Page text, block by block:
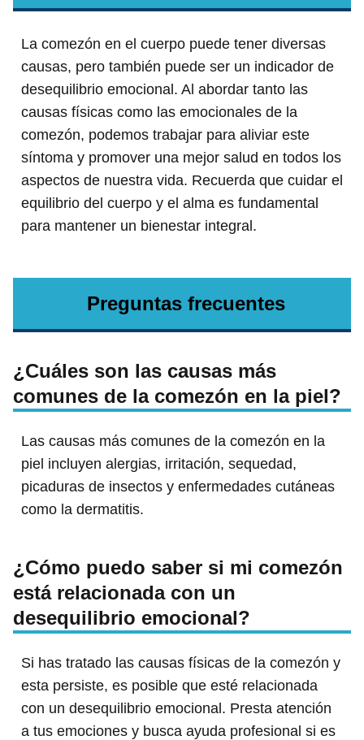
La comezón en el cuerpo puede tener diversas
causas, pero también puede ser un indicador de
desequilibrio emocional. Al abordar tanto las
causas físicas como las emocionales de la
comezón, podemos trabajar para aliviar este
síntoma y promover una mejor salud en todos los
aspectos de nuestra vida. Recuerda que cuidar el
equilibrio del cuerpo y el alma es fundamental
para mantener un bienestar integral.
Preguntas frecuentes
¿Cuáles son las causas más
comunes de la comezón en la piel?
Las causas más comunes de la comezón en la
piel incluyen alergias, irritación, sequedad,
picaduras de insectos y enfermedades cutáneas
como la dermatitis.
¿Cómo puedo saber si mi comezón
está relacionada con un
desequilibrio emocional?
Si has tratado las causas físicas de la comezón y
esta persiste, es posible que esté relacionada
con un desequilibrio emocional. Presta atención
a tus emociones y busca ayuda profesional si es